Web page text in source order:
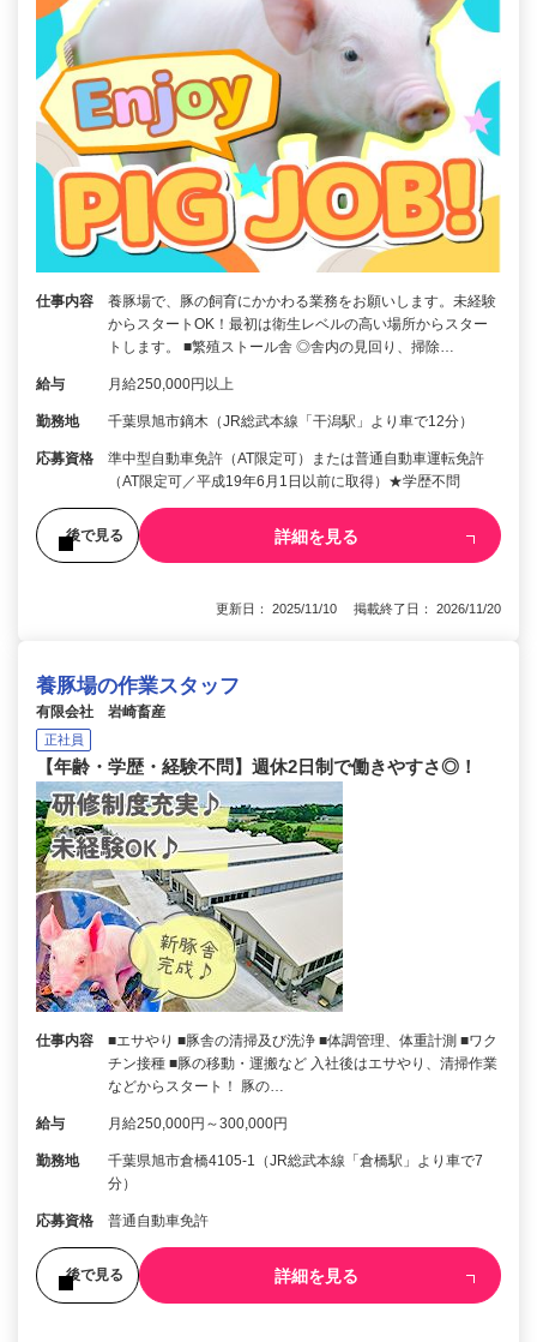
仕事内容
養豚場で、豚の飼育にかかわる業務をお願いします。未経験
からスタートOK！最初は衛生レベルの高い場所からスター
トします。 ■繁殖ストール舎 ◎舎内の見回り、掃除…
給与 月給250,000円以上
勤務地 千葉県旭市鏑木（JR総武本線「干潟駅」より車で12分）
応募資格
準中型自動車免許（AT限定可）または普通自動車運転免許
（AT限定可／平成19年6月1日以前に取得）★学歴不問
後で見る 詳細を見る
更新日： 2025/11/10 掲載終了日： 2026/11/20
養豚場の作業スタッフ
有限会社 岩崎畜産
正社員
【年齢・学歴・経験不問】週休2日制で働きやすさ◎！
仕事内容
■エサやり ■豚舎の清掃及び洗浄 ■体調管理、体重計測 ■ワク
チン接種 ■豚の移動・運搬など 入社後はエサやり、清掃作業
などからスタート！ 豚の…
給与 月給250,000円～300,000円
勤務地
千葉県旭市倉橋4105-1（JR総武本線「倉橋駅」より車で7
分）
応募資格 普通自動車免許
後で見る 詳細を見る